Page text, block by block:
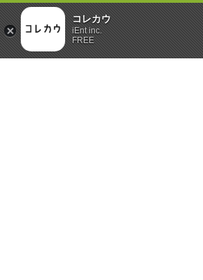
コレカウ
iEnt inc.
FREE